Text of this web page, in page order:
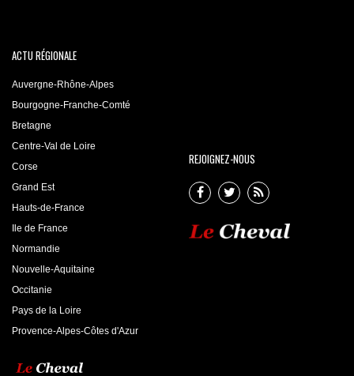
ACTU RÉGIONALE
Auvergne-Rhône-Alpes
Bourgogne-Franche-Comté
Bretagne
Centre-Val de Loire
Corse
Grand Est
Hauts-de-France
Ile de France
Normandie
Nouvelle-Aquitaine
Occitanie
Pays de la Loire
Provence-Alpes-Côtes d'Azur
REJOIGNEZ-NOUS